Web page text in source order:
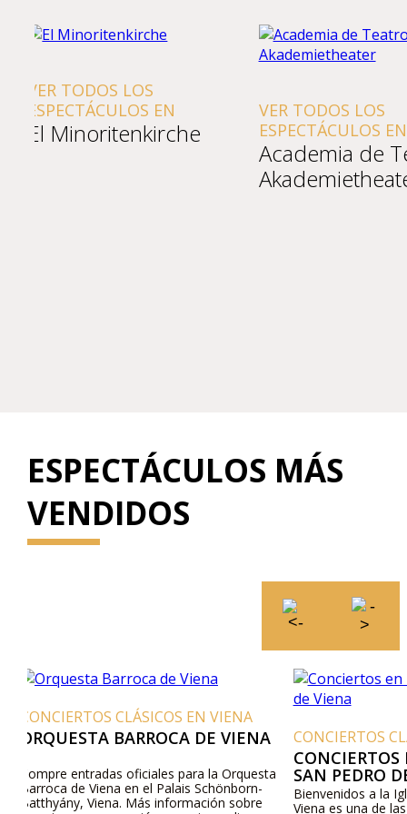
VER TODOS LOS
ESPECTÁCULOS EN
ESPECTÁCULOS
Burgtheater
ESPECTÁCULOS MÁS
VENDIDOS
CONCIERTOS CLÁSICOS EN VIENA
SAN PEDRO DE VIENA
Bienvenidos a la Iglesia de San Pedro de
Viena es una de las iglesias barrocas mas
CONCIERTOS
MOZART,
SCHUBERT
El ciclo de
cultural de Viena